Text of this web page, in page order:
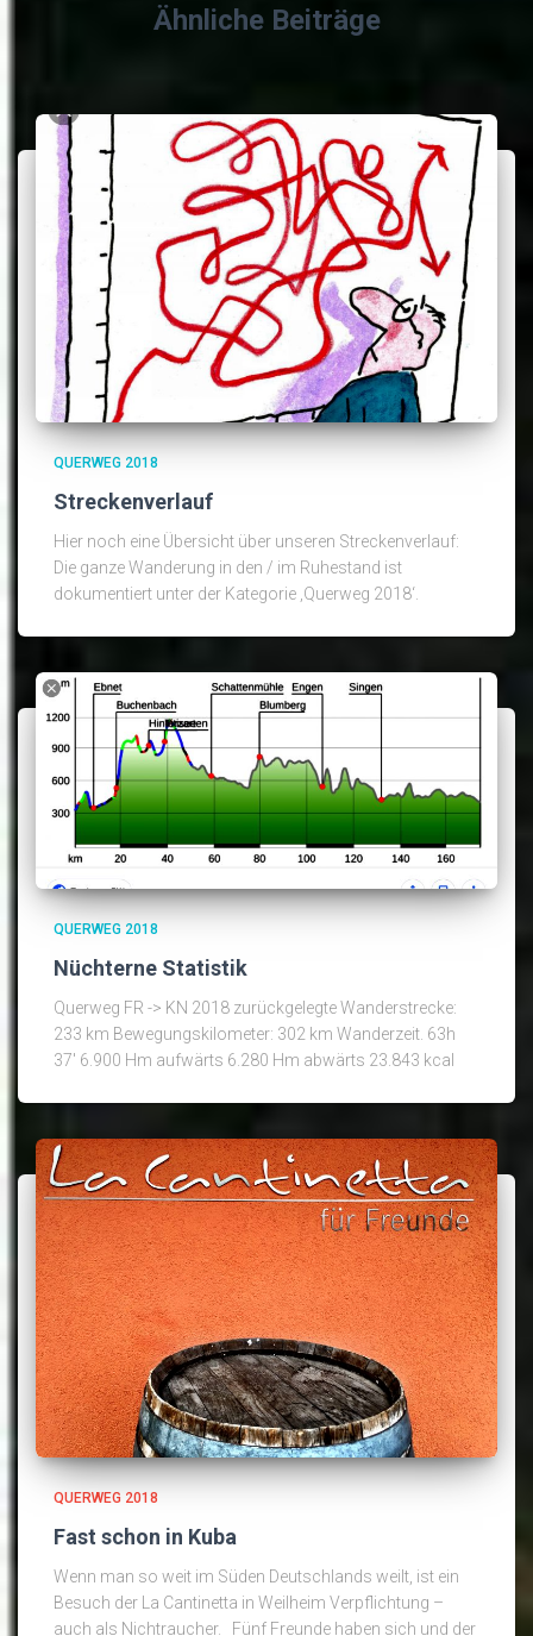
Ähnliche Beiträge
QUERWEG 2018
Streckenverlauf
Hier noch eine Übersicht über unseren Streckenverlauf:
Die ganze Wanderung in den / im Ruhestand ist
dokumentiert unter der Kategorie ‚Querweg 2018‘.
QUERWEG 2018
Nüchterne Statistik
Querweg FR -> KN 2018 zurückgelegte Wanderstrecke:
233 km Bewegungskilometer: 302 km Wanderzeit. 63h
37′ 6.900 Hm aufwärts 6.280 Hm abwärts 23.843 kcal
QUERWEG 2018
Fast schon in Kuba
Wenn man so weit im Süden Deutschlands weilt, ist ein
Besuch der La Cantinetta in Weilheim Verpflichtung –
auch als Nichtraucher. Fünf Freunde haben sich und der